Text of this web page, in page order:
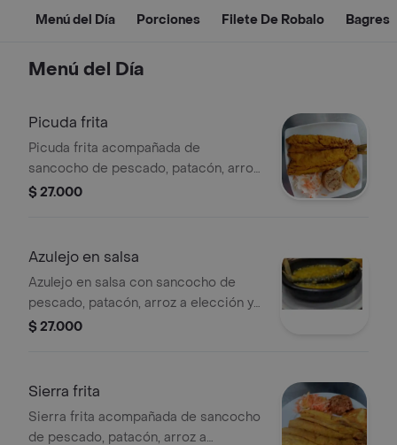
Menú del Día Porciones Filete De Robalo Bagres
Menú del Día
Picuda frita
Picuda frita acompañada de
sancocho de pescado, patacón, arroz
a elección y ensalada.
$ 27.000
Azulejo en salsa
Azulejo en salsa con sancocho de
pescado, patacón, arroz a elección y
ensalada.
$ 27.000
Sierra frita
Sierra frita acompañada de sancocho
de pescado, patacón, arroz a